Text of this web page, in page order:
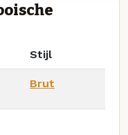
Stijl
Brut